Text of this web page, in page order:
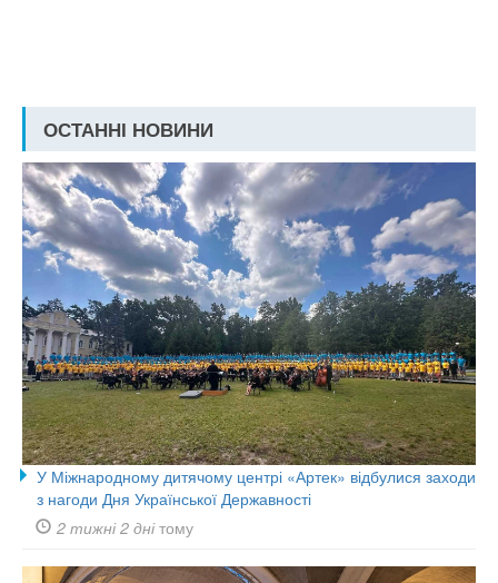
ОСТАННІ НОВИНИ
У Міжнародному дитячому центрі «Артек» відбулися заходи
з нагоди Дня Української Державності
2 тижні 2 днітому